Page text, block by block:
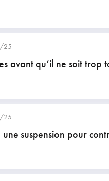
25
avant qu’il ne soit trop
25
suspension pour